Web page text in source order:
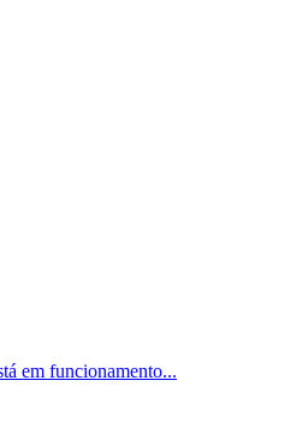
em funcionamento...